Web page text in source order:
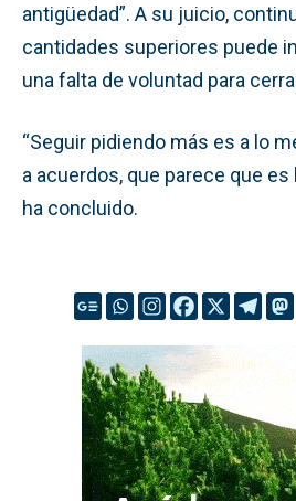
antigüedad”. A su juicio,
cantidades superiores puede
una falta de voluntad para
“Seguir pidiendo más es a lo
a acuerdos, que parece que es
ha concluido.